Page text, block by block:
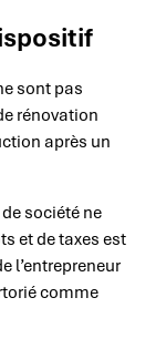
sont pas
rénovation
après un
société ne
et de taxes est
l’entrepreneur
comme